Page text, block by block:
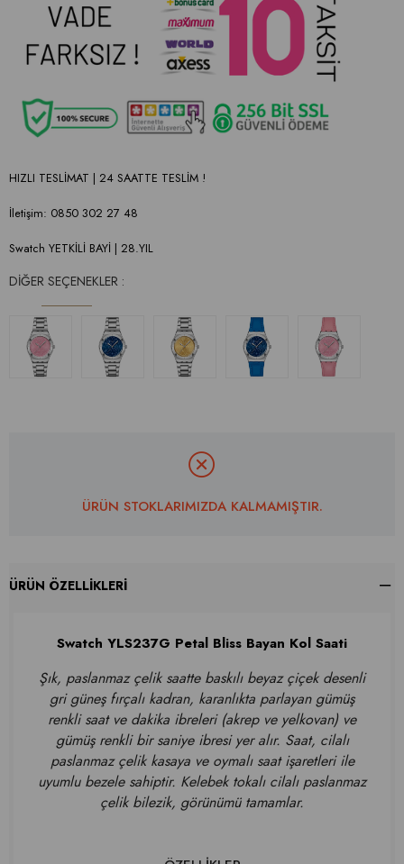
HIZLI TESLİMAT | 24 SAATTE TESLİM !
İletişim: 0850 302 27 48
Swatch YETKİLİ BAYİ | 28.YIL
DIĞER SEÇENEKLER :
ÜRÜN STOKLARIMIZDA KALMAMIŞTIR.
ÜRÜN ÖZELLIKLERI
Swatch YLS237G Petal Bliss Bayan Kol Saati
Şık, paslanmaz çelik saatte baskılı beyaz çiçek desenli
gri güneş fırçalı kadran, karanlıkta parlayan gümüş
renkli saat ve dakika ibreleri (akrep ve yelkovan) ve
gümüş renkli bir saniye ibresi yer alır. Saat, cilalı
paslanmaz çelik kasaya ve oymalı saat işaretleri ile
uyumlu bezele sahiptir. Kelebek tokalı cilalı paslanmaz
çelik bilezik, görünümü tamamlar.